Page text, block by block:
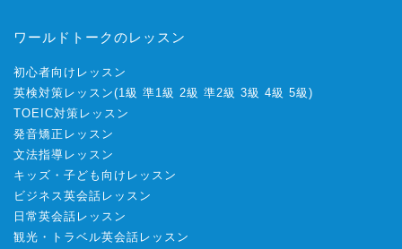
ワールドトークのレッスン
初心者向けレッスン
英検対策レッスン(1級 準1級 2級 準2級 3級 4級 5級 )
TOEIC対策レッスン
発音矯正レッスン
文法指導レッスン
キッズ・子ども向けレッスン
ビジネス英会話レッスン
日常英会話レッスン
観光・トラベル英会話レッスン